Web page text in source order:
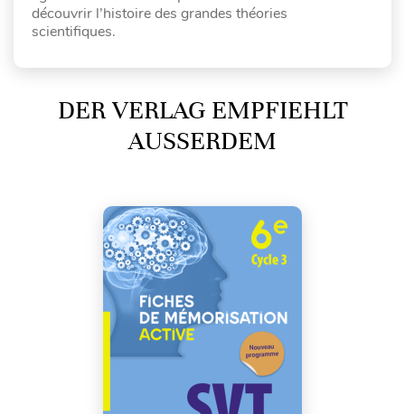
découvrir l’histoire des grandes théories
scientifiques.
DER VERLAG EMPFIEHLT
AUSSERDEM